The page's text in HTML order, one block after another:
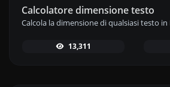
Calcolatore dimensione testo
13,311